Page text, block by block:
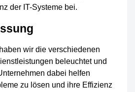
der IT-Systeme bei.
wir die verschiedenen
beleuchtet und
dabei helfen
zu lösen und ihre Effizienz